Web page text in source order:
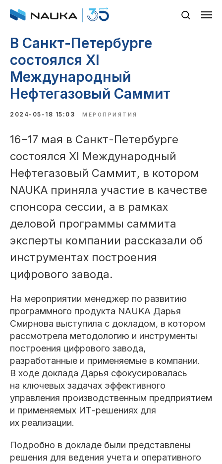
В Санкт-Петербурге
состоялся XI
Международный
Нефтегазовый Саммит
2024-05-18 15:03 МЕРОПРИЯТИЯ
16−17 мая в Санкт-Петербурге
состоялся XI Международный
Нефтегазовый Саммит, в котором
NAUKA приняла участие в качестве
спонсора сессии, а в рамках
деловой программы саммита
эксперты компании рассказали об
инструментах построения
цифрового завода.
На мероприятии менеджер по развитию
программного продукта NAUKA Дарья
Смирнова выступила с докладом, в котором
рассмотрела методологию и инструменты
построения цифрового завода,
разработанные и применяемые в компании.
В ходе доклада Дарья сфокусировалась
на ключевых задачах эффективного
управления производственным предприятием
и применяемых ИТ-решениях для
их реализации.
Подробно в докладе были представлены
решения для ведения учета и оперативного